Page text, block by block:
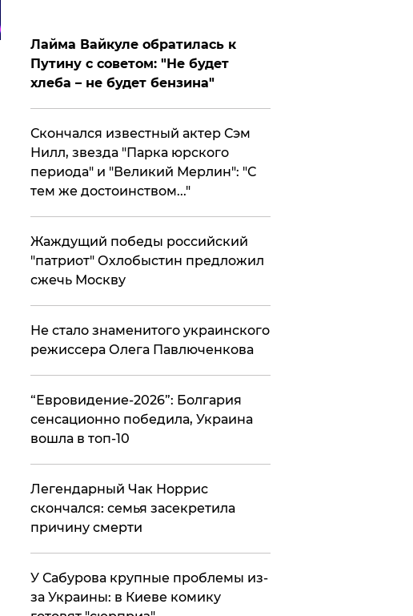
Лайма Вайкуле обратилась к
Путину с советом: "Не будет
хлеба – не будет бензина"
Скончался известный актер Сэм
Нилл, звезда "Парка юрского
периода" и "Великий Мерлин": "С
тем же достоинством..."
Жаждущий победы российский
"патриот" Охлобыстин предложил
сжечь Москву
Не стало знаменитого украинского
режиссера Олега Павлюченкова
​“Евровидение-2026”: Болгария
сенсационно победила, Украина
вошла в топ-10
​Легендарный Чак Норрис
скончался: семья засекретила
причину смерти
У Сабурова крупные проблемы из-
за Украины: в Киеве комику